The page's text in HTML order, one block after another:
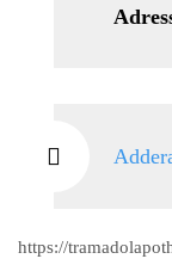
https://